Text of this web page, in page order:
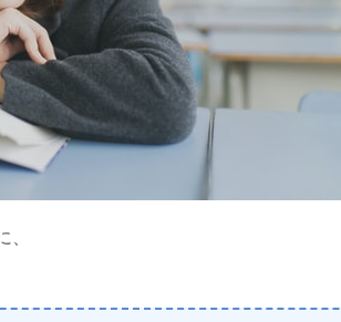
、